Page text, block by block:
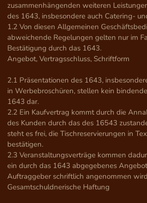
zusammenhängenden weiteren
des 1643, insbesondere auch Catering-
1.2 Von diesen Allgemeinen
abweichende Regelungen gelten nur im
Bestätigung durch das 1643.
Angebot, Vertragsschluss, Schriftform
2.1 Präsentationen des 1643,
in Werbebroschüren, stellen kein
1643 dar.
2.2 Ein Kaufvertrag kommt durch die
des Kunden durch das des 16543
steht es frei, die Tischreservierungen in
bestätigen.
2.3 Veranstaltungsverträge kommen
ein durch das 1643 abgegebenes
Auftraggeber schriftlich angenommen
Gesamtschuldnerische Haftung